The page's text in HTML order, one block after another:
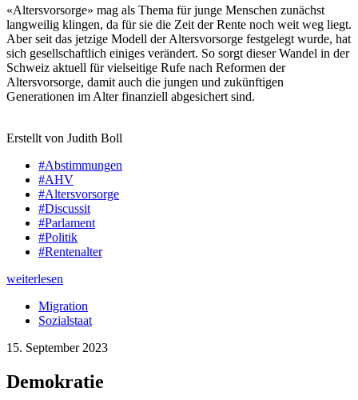
«Altersvorsorge» mag als Thema für junge Menschen zunächst
langweilig klingen, da für sie die Zeit der Rente noch weit weg liegt.
Aber seit das jetzige Modell der Altersvorsorge festgelegt wurde, hat
sich gesellschaftlich einiges verändert. So sorgt dieser Wandel in der
Schweiz aktuell für vielseitige Rufe nach Reformen der
Altersvorsorge, damit auch die jungen und zukünftigen
Generationen im Alter finanziell abgesichert sind.
Erstellt von Judith Boll
#Abstimmungen
#AHV
#Altersvorsorge
#Discussit
#Parlament
#Politik
#Rentenalter
weiterlesen
Migration
Sozialstaat
15. September 2023
Demokratie